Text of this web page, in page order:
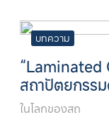
บทความ
“Laminated
สถาปัตยกรร
ในโลกของสถ